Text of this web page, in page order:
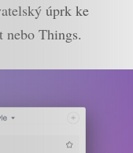
úprk ke
nebo Things.